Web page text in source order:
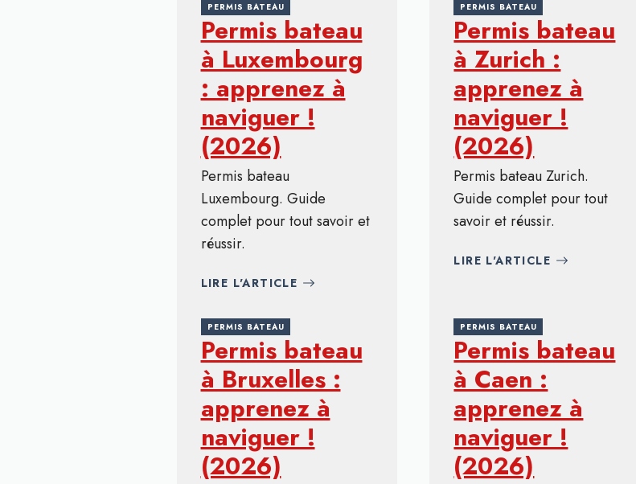
PERMIS BATEAU
Permis bateau
à Luxembourg
: apprenez à
naviguer !
(2026)
Permis bateau
Luxembourg. Guide
complet pour tout savoir et
réussir.
LIRE L'ARTICLE
PERMIS BATEAU
Permis bateau
à Zurich :
apprenez à
naviguer !
(2026)
Permis bateau Zurich.
Guide complet pour tout
savoir et réussir.
LIRE L'ARTICLE
PERMIS BATEAU
Permis bateau
à Bruxelles :
apprenez à
naviguer !
(2026)
PERMIS BATEAU
Permis bateau
à Caen :
apprenez à
naviguer !
(2026)